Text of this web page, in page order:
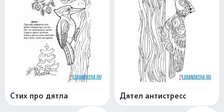
Стих про дятла Дятел антистресс